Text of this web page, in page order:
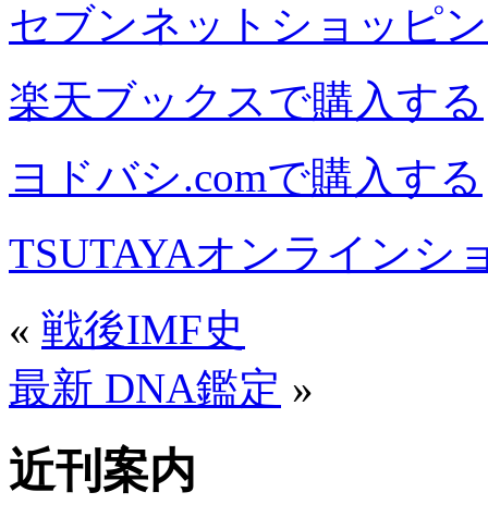
セブンネットショッピ
楽天ブックスで購入する
ヨドバシ.comで購入する
TSUTAYAオンラインシ
« 戦後IMF史
最新 DNA鑑定 »
近刊案内